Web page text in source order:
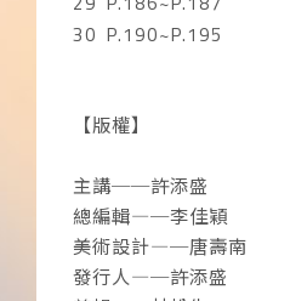
30 P.190~P.195
【版權】
主講──許添盛
總編輯―─李佳穎
美術設計―─唐壽南
發行人―─許添盛